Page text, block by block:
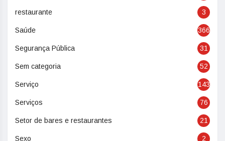
restaurante 3
Saúde 366
Segurança Pública 31
Sem categoria 52
Serviço 143
Serviços 76
Setor de bares e restaurantes 21
Sexo 2